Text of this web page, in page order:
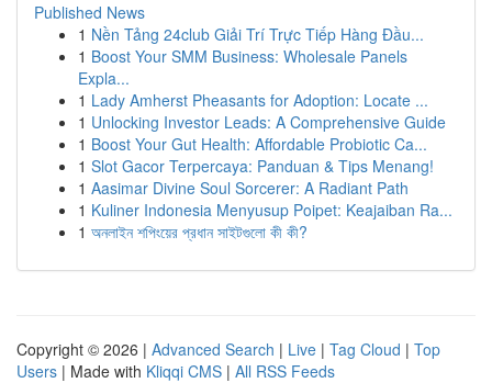
Published News
1 Nền Tảng 24club Giải Trí Trực Tiếp Hàng Đầu...
1 Boost Your SMM Business: Wholesale Panels
Expla...
1 Lady Amherst Pheasants for Adoption: Locate ...
1 Unlocking Investor Leads: A Comprehensive Guide
1 Boost Your Gut Health: Affordable Probiotic Ca...
1 Slot Gacor Terpercaya: Panduan & Tips Menang!
1 Aasimar Divine Soul Sorcerer: A Radiant Path
1 Kuliner Indonesia Menyusup Poipet: Keajaiban Ra...
1 অনলাইন শপিংয়ের প্রধান সাইটগুলো কী কী?
Copyright © 2026 | Advanced Search | Live | Tag Cloud | Top
Users | Made with Kliqqi CMS | All RSS Feeds